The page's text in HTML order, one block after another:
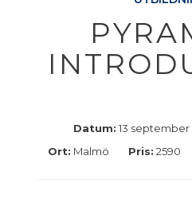
Datum: 13 september
Ort: Malmö Pris: 2590